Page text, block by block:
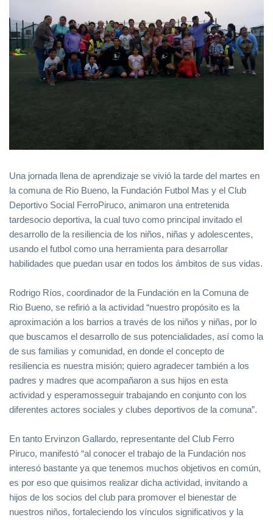
Una jornada llena de aprendizaje se vivió la tarde del martes en
la comuna de Rio Bueno, la Fundación Futbol Mas y el Club
Deportivo Social FerroPiruco, animaron una entretenida
tardesocio deportiva, la cual tuvo como principal invitado el
desarrollo de la resiliencia de los niños, niñas y adolescentes,
usando el futbol como una herramienta para desarrollar
habilidades que puedan usar en todos los ámbitos de sus vidas.
Rodrigo Ríos, coordinador de la Fundación en la Comuna de
Rio Bueno, se refirió a la actividad “nuestro propósito es la
aproximación a los barrios a través de los niños y niñas, por lo
que buscamos el desarrollo de sus potencialidades, así como la
de sus familias y comunidad, en donde el concepto de
resiliencia es nuestra misión; quiero agradecer también a los
padres y madres que acompañaron a sus hijos en esta
actividad y esperamosseguir trabajando en conjunto con los
diferentes actores sociales y clubes deportivos de la comuna”.
En tanto Ervinzon Gallardo, representante del Club Ferro
Piruco, manifestó “al conocer el trabajo de la Fundación nos
interesó bastante ya que tenemos muchos objetivos en común,
es por eso que quisimos realizar dicha actividad, invitando a
hijos de los socios del club para promover el bienestar de
nuestros niños, fortaleciendo los vínculos significativos y la